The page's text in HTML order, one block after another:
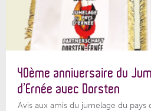
40ème anniversaire du
d’Ernée avec Dorsten
Avis aux amis du jumelage du pays